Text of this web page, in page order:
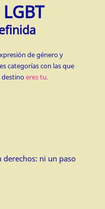
de género y
categorías con las que
destinoeres tu.
derechos: ni un paso